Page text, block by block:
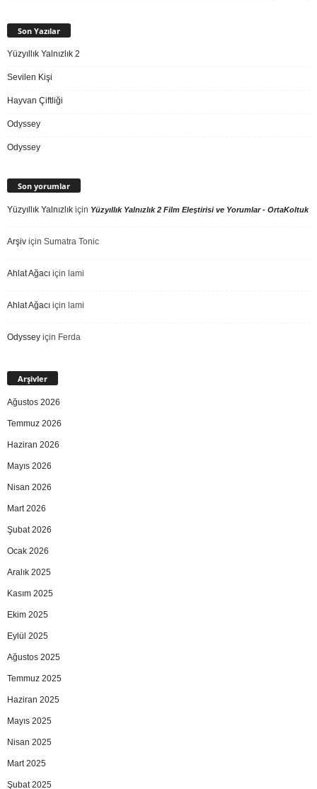
Son Yazılar
Yüzyıllık Yalnızlık 2
Sevilen Kişi
Hayvan Çiftliği
Odyssey
Odyssey
Son yorumlar
Yüzyıllık Yalnızlık için Yüzyıllık Yalnızlık 2 Film Eleştirisi ve Yorumlar - OrtaKoltuk
Arşiv için Sumatra Tonic
Ahlat Ağacı için lami
Ahlat Ağacı için lami
Odyssey için Ferda
Arşivler
Ağustos 2026
Temmuz 2026
Haziran 2026
Mayıs 2026
Nisan 2026
Mart 2026
Şubat 2026
Ocak 2026
Aralık 2025
Kasım 2025
Ekim 2025
Eylül 2025
Ağustos 2025
Temmuz 2025
Haziran 2025
Mayıs 2025
Nisan 2025
Mart 2025
Şubat 2025